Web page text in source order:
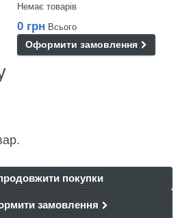
Немає товарів
0 грн Всього
Оформити замовлення
покупки
замовлення